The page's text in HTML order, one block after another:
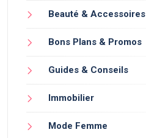
Beauté & Accessoires
Bons Plans & Promos
Guides & Conseils
Immobilier
Mode Femme